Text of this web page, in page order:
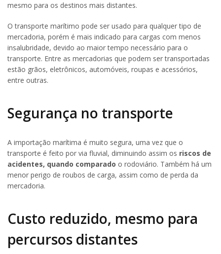
mesmo para os destinos mais distantes.
O transporte marítimo pode ser usado para qualquer tipo de
mercadoria, porém é mais indicado para cargas com menos
insalubridade, devido ao maior tempo necessário para o
transporte. Entre as mercadorias que podem ser transportadas
estão grãos, eletrônicos, automóveis, roupas e acessórios,
entre outras.
Segurança no transporte
A importação marítima é muito segura, uma vez que o
transporte é feito por via fluvial, diminuindo assim os riscos de
acidentes, quando comparado o rodoviário. Também há um
menor perigo de roubos de carga, assim como de perda da
mercadoria.
Custo reduzido, mesmo para
percursos distantes